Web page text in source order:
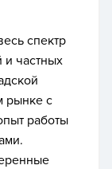
спектр
и частных
рынке с
работы